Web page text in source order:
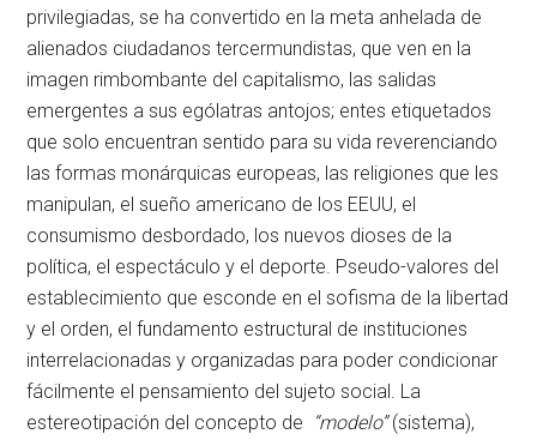
privilegiadas, se ha convertido en la meta anhelada de
alienados ciudadanos tercermundistas, que ven en la
imagen rimbombante del capitalismo, las salidas
emergentes a sus ególatras antojos; entes etiquetados
que solo encuentran sentido para su vida reverenciando
las formas monárquicas europeas, las religiones que les
manipulan, el sueño americano de los EEUU, el
consumismo desbordado, los nuevos dioses de la
política, el espectáculo y el deporte. Pseudo-valores del
establecimiento que esconde en el sofisma de la libertad
y el orden, el fundamento estructural de instituciones
interrelacionadas y organizadas para poder condicionar
fácilmente el pensamiento del sujeto social. La
estereotipación del concepto de
“modelo”(sistema),